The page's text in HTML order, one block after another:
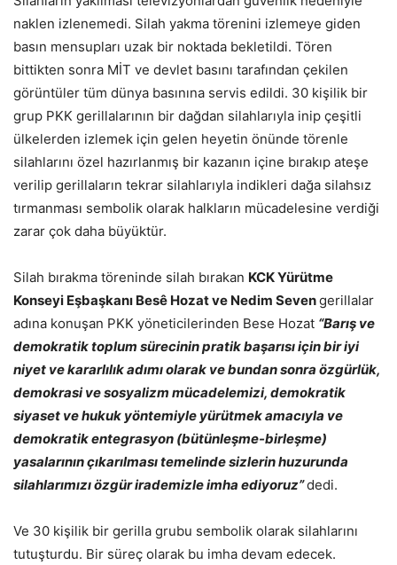
naklen izlenemedi. Silah yakma törenini izlemeye giden
basın mensupları uzak bir noktada bekletildi. Tören
bittikten sonra MİT ve devlet basını tarafından çekilen
görüntüler tüm dünya basınına servis edildi. 30 kişilik bir
grup PKK gerillalarının bir dağdan silahlarıyla inip çeşitli
ülkelerden izlemek için gelen heyetin önünde törenle
silahlarını özel hazırlanmış bir kazanın içine bırakıp ateşe
verilip gerillaların tekrar silahlarıyla indikleri dağa silahsız
tırmanması sembolik olarak halkların mücadelesine verdiği
zarar çok daha büyüktür.
Silah bırakma töreninde silah bırakan KCK Yürütme
Konseyi Eşbaşkanı Besê Hozat ve Nedim Sevengerillalar
adına konuşan PKK yöneticilerinden Bese Hozat “Barış ve
demokratik toplum sürecinin pratik başarısı için bir iyi
niyet ve kararlılık adımı olarak ve bundan sonra özgürlük,
demokrasi ve sosyalizm mücadelemizi, demokratik
siyaset ve hukuk yöntemiyle yürütmek amacıyla ve
demokratik entegrasyon (bütünleşme-birleşme)
yasalarının çıkarılması temelinde sizlerin huzurunda
silahlarımızı özgür irademizle imha ediyoruz”dedi.
Ve 30 kişilik bir gerilla grubu sembolik olarak silahlarını
tutuşturdu. Bir süreç olarak bu imha devam edecek.